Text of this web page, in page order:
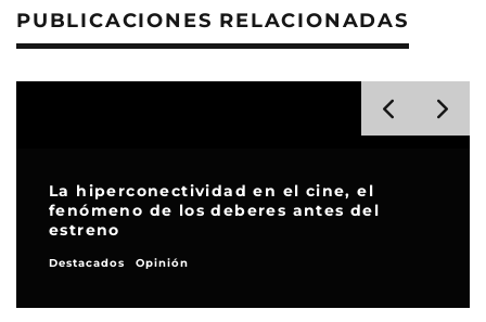
PUBLICACIONES RELACIONADAS
La hiperconectividad en el cine, el
fenómeno de los deberes antes del
estreno
Destacados Opinión